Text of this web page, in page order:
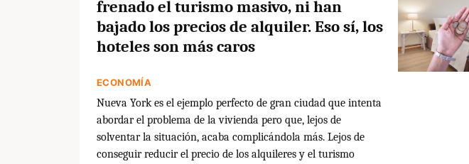
frenado el turismo masivo, ni han
bajado los precios de alquiler. Eso sí, los
hoteles son más caros
ECONOMÍA
Nueva York es el ejemplo perfecto de gran ciudad que intenta
abordar el problema de la vivienda pero que, lejos de
solventar la situación, acaba complicándola más. Lejos de
conseguir reducir el precio de los alquileres y el turismo